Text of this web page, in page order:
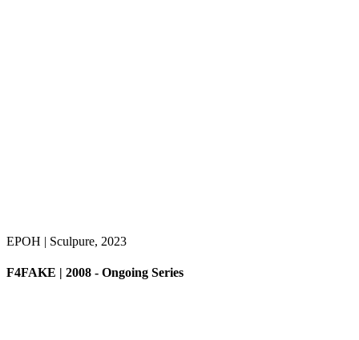
EPOH | Sculpure, 2023
F4FAKE | 2008 - Ongoing Series